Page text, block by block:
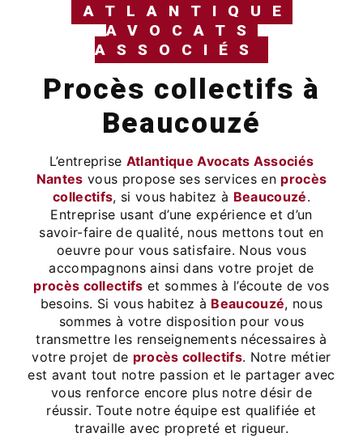
ATLANTIQUE
AVOCATS
ASSOCIÉS
procès collectifs à
Beaucouzé
L’entreprise Atlantique Avocats Associés
Nantes vous propose ses services en procès
collectifs, si vous habitez à Beaucouzé.
Entreprise usant d’une expérience et d’un
savoir-faire de qualité, nous mettons tout en
oeuvre pour vous satisfaire. Nous vous
accompagnons ainsi dans votre projet de
procès collectifs et sommes à l’écoute de vos
besoins. Si vous habitez à Beaucouzé, nous
sommes à votre disposition pour vous
transmettre les renseignements nécessaires à
votre projet de procès collectifs. Notre métier
est avant tout notre passion et le partager avec
vous renforce encore plus notre désir de
réussir. Toute notre équipe est qualifiée et
travaille avec propreté et rigueur.